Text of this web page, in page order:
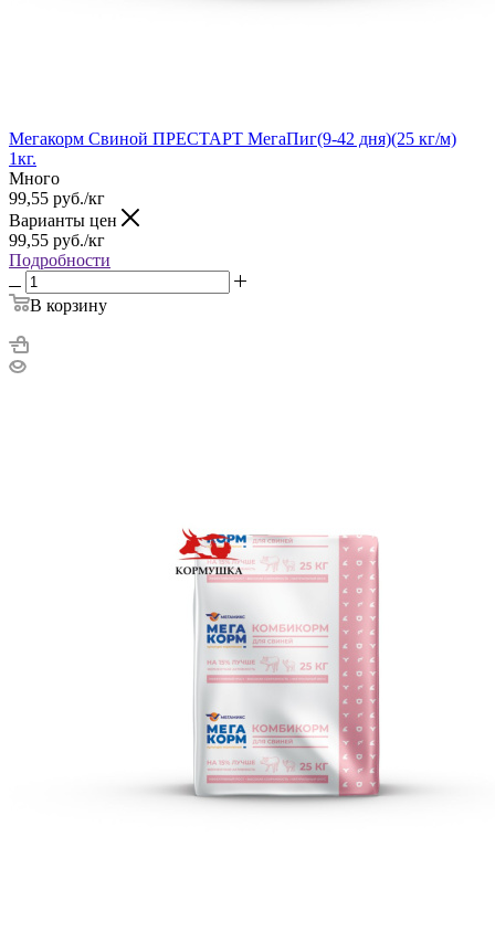
Мегакорм Свиной ПРЕСТАРТ МегаПиг(9-42 дня)(25 кг/м)
1кг.
Много
99,55 руб./кг
Варианты цен
99,55 руб./кг
Подробности
В корзину